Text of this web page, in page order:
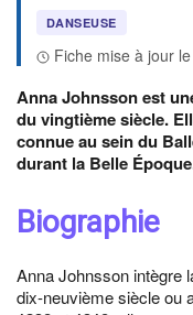
DANSEUSE
Fiche mise à jour
Anna Johnsson est
du vingtième siècle.
connue au sein du
durant la Belle
Biographie
Anna Johnsson intègre
dix-neuvième siècle ou